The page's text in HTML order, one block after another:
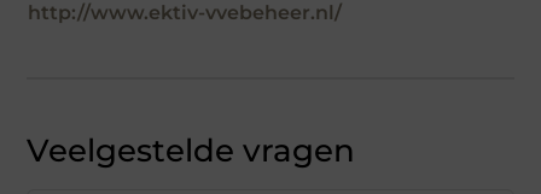
http://www.ektiv-vvebeheer.nl/
Veelgestelde vragen